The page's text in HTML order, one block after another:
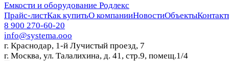
Емкости и оборудование Родлекс
Прайс-листКак купитьО компанииНовостиОбъекты
8 900 270-60-20
info@systema.ooo
г. Краснодар, 1-й Лучистый проезд, 7
г. Москва, ул. Талалихина, д. 41, стр.9, помещ.1/4